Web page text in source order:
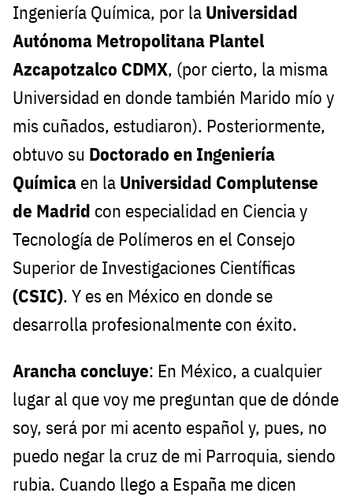
Ingeniería Química, por la Universidad
Autónoma Metropolitana Plantel
Azcapotzalco CDMX, (por cierto, la misma
Universidad en donde también Marido mío y
mis cuñados, estudiaron). Posteriormente,
obtuvo su Doctorado en Ingeniería
Química en la Universidad Complutense
de Madrid con especialidad en Ciencia y
Tecnología de Polímeros en el Consejo
Superior de Investigaciones Científicas
(CSIC). Y es en México en donde se
desarrolla profesionalmente con éxito.
Arancha concluye: En México, a cualquier
lugar al que voy me preguntan que de dónde
soy, será por mi acento español y, pues, no
puedo negar la cruz de mi Parroquia, siendo
rubia. Cuando llego a España me dicen